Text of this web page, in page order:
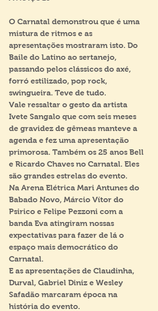
O Carnatal demonstrou que é uma
mistura de ritmos e as
apresentações mostraram isto. Do
Baile do Latino ao sertanejo,
passando pelos clássicos do axé,
forró estilizado, pop rock,
swingueira. Teve de tudo.
Vale ressaltar o gesto da artista
Ivete Sangalo que com seis meses
de gravidez de gêmeas manteve a
agenda e fez uma apresentação
primorosa. Também os 25 anos Bell
e Ricardo Chaves no Carnatal. Eles
são grandes estrelas do evento.
Na Arena Elétrica Mari Antunes do
Babado Novo, Márcio Vítor do
Psirico e Felipe Pezzoni com a
banda Eva atingiram nossas
expectativas para fazer de lá o
espaço mais democrático do
Carnatal.
E as apresentações de Claudinha,
Durval, Gabriel Diniz e Wesley
Safadão marcaram época na
história do evento.